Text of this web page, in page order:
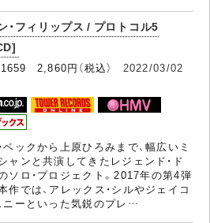
・フィリップス / プロトコル5
2,860円（税込） 2022/03/02
ベックから上原ひろみまで、幅広いミ
ャンと共演してきたレジェンド・ド
ソロ・プロジェクト。2017年の第4弾
作では、アレックス・シルやジェイコ
ニーといった気鋭のプレ…